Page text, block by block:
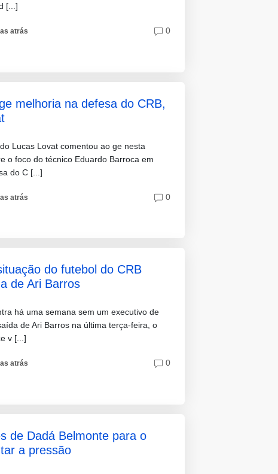
[...]
atrás 0
melhoria na defesa do CRB,
Lucas Lovat comentou ao ge nesta
o foco do técnico Eduardo Barroca em
do C [...]
atrás 0
do futebol do CRB
de Ari Barros
há uma semana sem um executivo de
de Ari Barros na última terça-feira, o
v [...]
atrás 0
de Dadá Belmonte para o
a pressão